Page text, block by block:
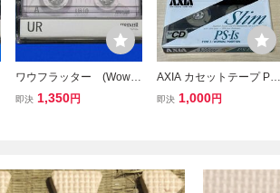
ワウフラッター (Wow &
Flutter) テストテープ
即決 1,350円
AXIA カセットテープ PS-I
s 54分 2本セット 未開封
即決 1,000円